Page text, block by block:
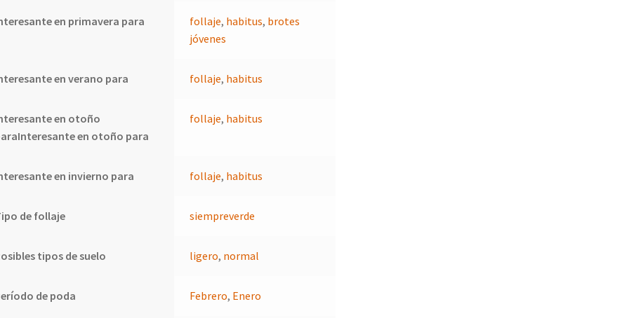
en primavera para follaje, habitus, brotes
jóvenes
en verano para follaje, habitus
en otoño
en otoño para
follaje, habitus
en invierno para follaje, habitus
de follaje siempreverde
tipos de suelo ligero, normal
de poda Febrero, Enero